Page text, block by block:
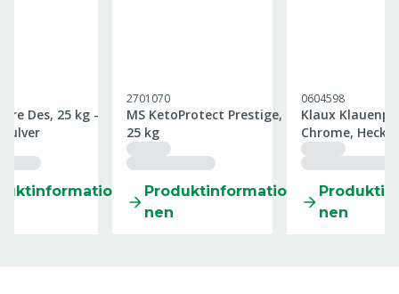
Des, 25 kg -
2701070
MS KetoProtect Prestige,
25 kg
Produktinformatio
nen
0604598
Klaux
Chrome,
position
nen